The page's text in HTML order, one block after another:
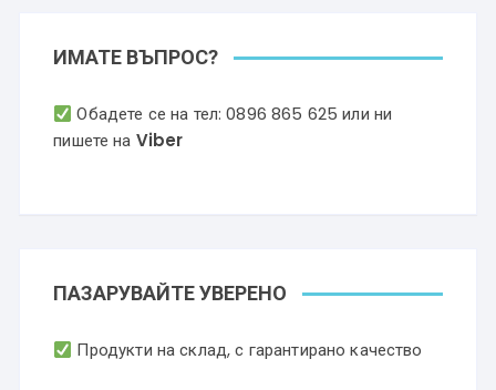
ИМАТЕ ВЪПРОС?
Обадете се на тел:0896 865 625 или ни
пишете на Viber
ПАЗАРУВАЙТЕ УВЕРЕНО
Продукти на склад, с гарантирано качество